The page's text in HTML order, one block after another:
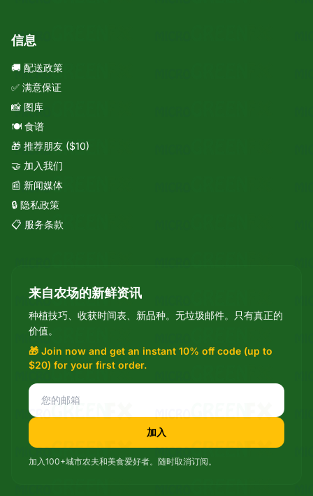
信息
🚚 配送政策
✅ 满意保证
📸 图库
🍽️ 食谱
🎁 推荐朋友 ($10)
🤝 加入我们
📰 新闻媒体
🔒 隐私政策
📋 服务条款
来自农场的新鲜资讯
种植技巧、收获时间表、新品种。无垃圾邮件。只有真正的
价值。
🎁 Join now and get an instant 10% off code (up to
$20) for your first order.
加入
加入100+城市农夫和美食爱好者。随时取消订阅。
Mixie
microGREEN FX 助手